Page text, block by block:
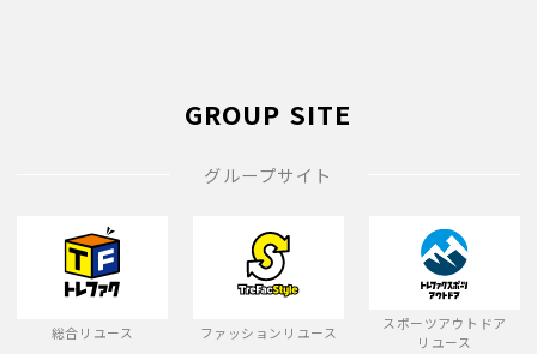
GROUP SITE
グループサイト
総合リユース ファッションリユース
スポーツアウトドア
リユース